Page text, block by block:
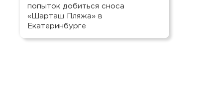
попыток добиться сноса
«Шарташ Пляжа» в
Екатеринбурге